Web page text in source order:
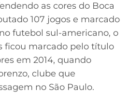
as cores do Boca
107 jogos e marcado
futebol sul-americano, o
ficou marcado pelo título
em 2014, quando
clube que
no São Paulo.